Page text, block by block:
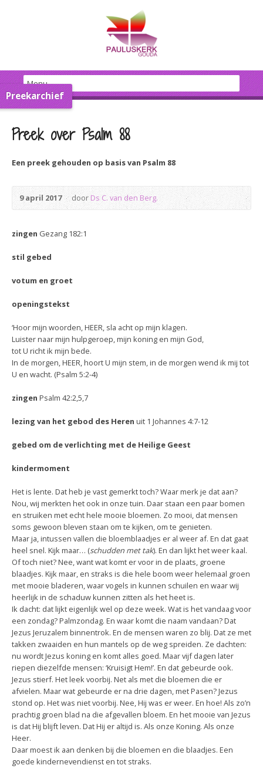
Preekarchief
Preek over Psalm 88
Een preek gehouden op basis van Psalm 88
9 april 2017 doorDs C. van den Berg.
zingen Gezang 182:1
stil gebed
votum en groet
openingstekst
‘Hoor mijn woorden, HEER, sla acht op mijn klagen.
Luister naar mijn hulpgeroep, mijn koning en mijn God,
tot U richt ik mijn bede.
In de morgen, HEER, hoort U mijn stem, in de morgen wend ik mij tot
U en wacht. (Psalm 5:2-4)
zingen Psalm 42:2,5,7
lezing van het gebod des Heren uit 1 Johannes 4:7-12
gebed om de verlichting met de Heilige Geest
kindermoment
Het is lente. Dat heb je vast gemerkt toch? Waar merk je dat aan?
Nou, wij merkten het ook in onze tuin. Daar staan een paar bomen
en struiken met echt hele mooie bloemen. Zo mooi, dat mensen
soms gewoon bleven staan om te kijken, om te genieten.
Maar ja, intussen vallen die bloemblaadjes er al weer af. En dat gaat
heel snel. Kijk maar… (schudden met tak). En dan lijkt het weer kaal.
Of toch niet? Nee, want wat komt er voor in de plaats, groene
blaadjes. Kijk maar, en straks is die hele boom weer helemaal groen
met mooie bladeren, waar vogels in kunnen schuilen en waar wij
heerlijk in de schaduw kunnen zitten als het heet is.
Ik dacht: dat lijkt eigenlijk wel op deze week. Wat is het vandaag voor
een zondag? Palmzondag. En waar komt die naam vandaan? Dat
Jezus Jeruzalem binnentrok. En de mensen waren zo blij. Dat ze met
takken zwaaiden en hun mantels op de weg spreiden. Ze dachten:
nu wordt Jezus koning en komt alles goed. Maar vijf dagen later
riepen diezelfde mensen: ‘Kruisigt Hem!’. En dat gebeurde ook.
Jezus stierf. Het leek voorbij. Net als met die bloemen die er
afvielen. Maar wat gebeurde er na drie dagen, met Pasen? Jezus
stond op. Het was niet voorbij. Nee, Hij was er weer. En hoe! Als zo’n
prachtig groen blad na die afgevallen bloem. En het mooie van Jezus
is dat Hij blijft leven. Dat Hij er altijd is. Als onze Koning. Als onze
Heer.
Daar moest ik aan denken bij die bloemen en die blaadjes. Een
goede kindernevendienst en tot straks.